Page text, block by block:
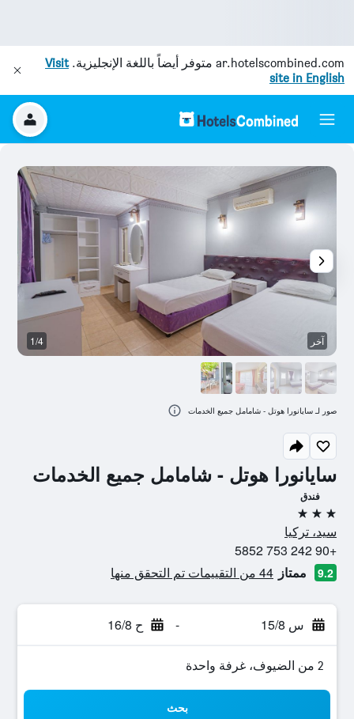
ar.hotelscombined.com متوفر أيضاً باللغة الإنجليزية.Visit
site in English
سايانورا هوتل - شامامل جميع الخدمات
فندق
3 نجوم
سيد، تركيا
+90 242 753 5852
9.2 ممتاز 44 من التقييمات تم التحقق منها
س 15/8 - ح 16/8
2 من الضيوف، غرفة واحدة
بحث
آخر 1/4
صور لـ سايانورا هوتل - شامامل جميع الخدمات